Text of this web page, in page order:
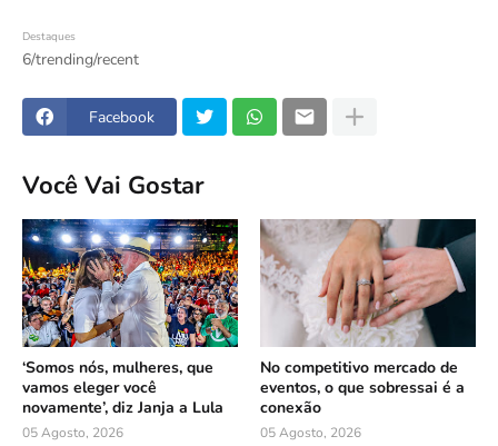
Destaques
6/trending/recent
Facebook
Você Vai Gostar
‘Somos nós, mulheres, que
vamos eleger você
novamente’, diz Janja a Lula
05 Agosto, 2026
No competitivo mercado de
eventos, o que sobressai é a
conexão
05 Agosto, 2026